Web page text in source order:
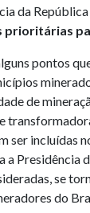
da
prioritárias
pontos
de
ser incluídas
a Presidência
se
do